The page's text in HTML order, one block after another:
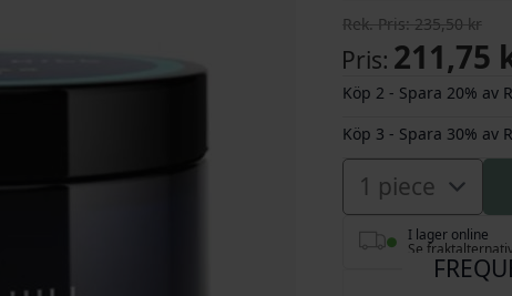
Rek. Pris 235,50 kr
Pris 211,75
Köp 2 - Spara 20% av
Köp 3 - Spara 30% av
I lager online
Se